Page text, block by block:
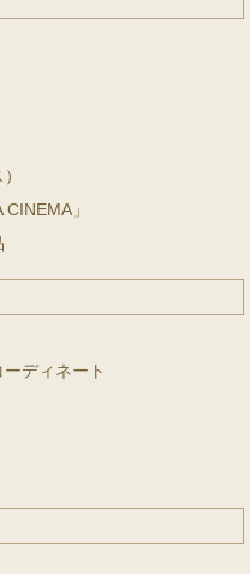
」
ディネート